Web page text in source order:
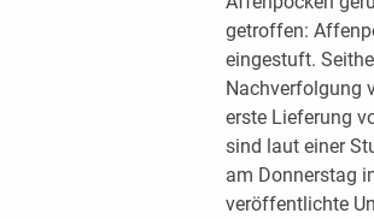
getroffen:
eingestuft.
Nachverfolgung
erste Lieferung
sind laut einer
am Donnerstag
veröffentlichte